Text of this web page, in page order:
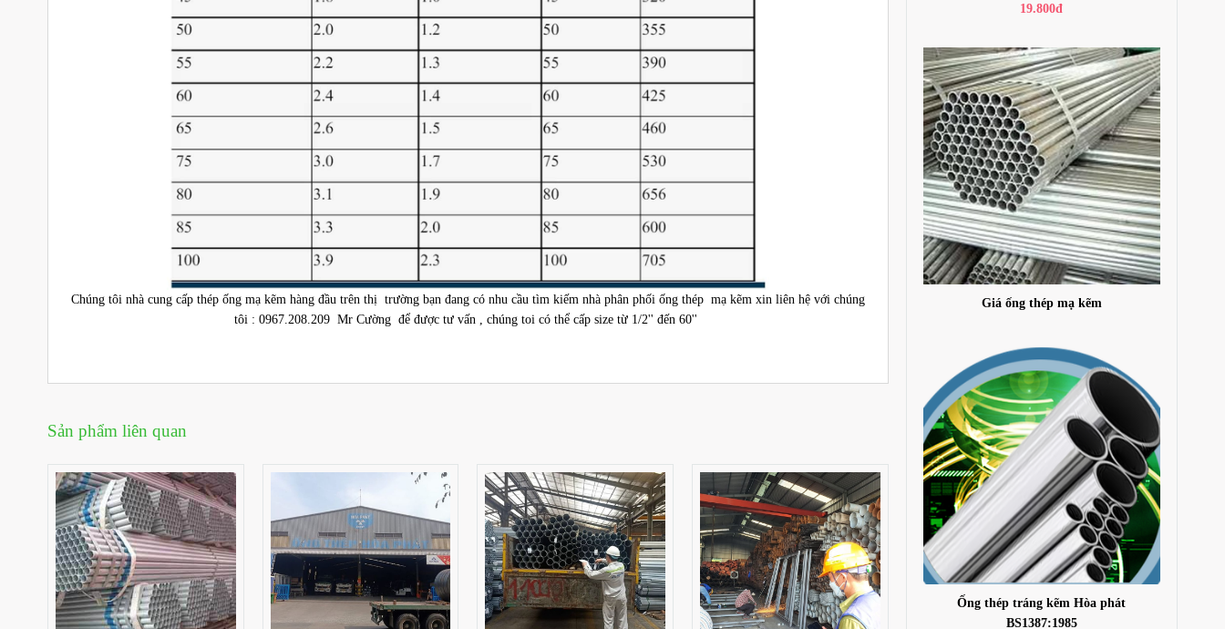
Chúng tôi nhà cung cấp thép ống mạ kẽm hàng đầu trên thị trường bạn đang có nhu cầu tìm kiếm nhà phân phối ống thép mạ kẽm xin liên hệ với chúng
tôi : 0967.208.209 Mr Cường để được tư vấn , chúng toi có thể cấp size từ 1/2'' đến 60''
Sản phẩm liên quan
19.800đ
Giá ống thép mạ kẽm
Ống thép tráng kẽm Hòa phát
BS1387:1985